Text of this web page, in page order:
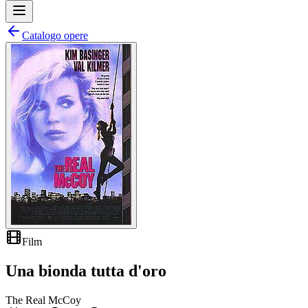
Catalogo opere
Film
Una bionda tutta d'oro
The Real McCoy